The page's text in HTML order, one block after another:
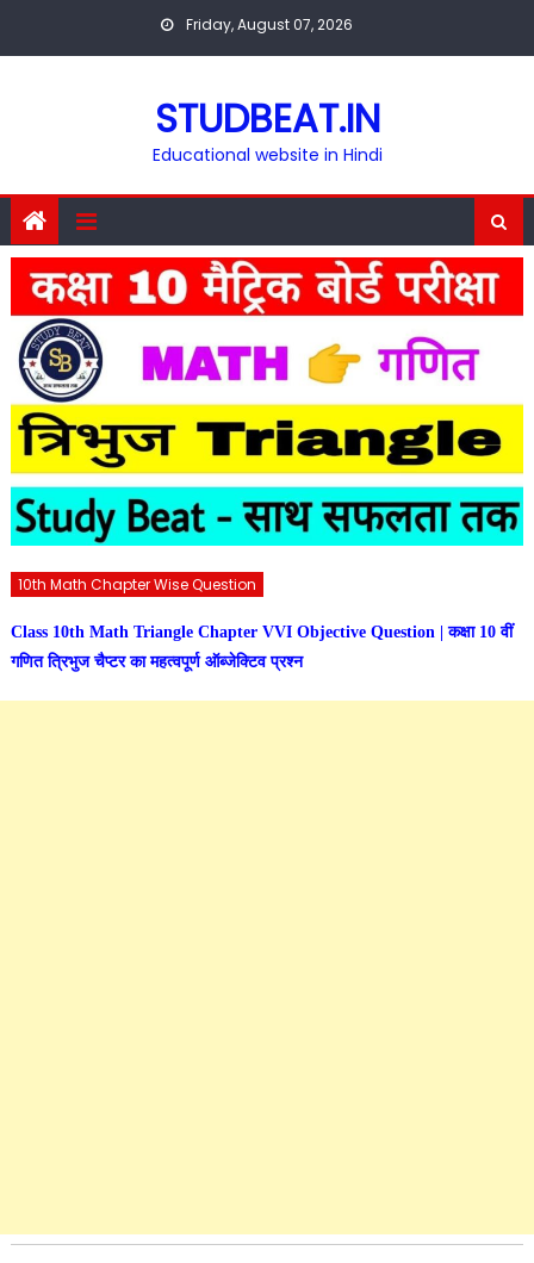
Friday, August 07, 2026
STUDBEAT.IN
Educational website in Hindi
10th Math Chapter Wise Question
Class 10th Math Triangle Chapter VVI Objective Question | कक्षा 10 वीं
गणित त्रिभुज चैप्टर का महत्वपूर्ण ऑब्जेक्टिव प्रश्न